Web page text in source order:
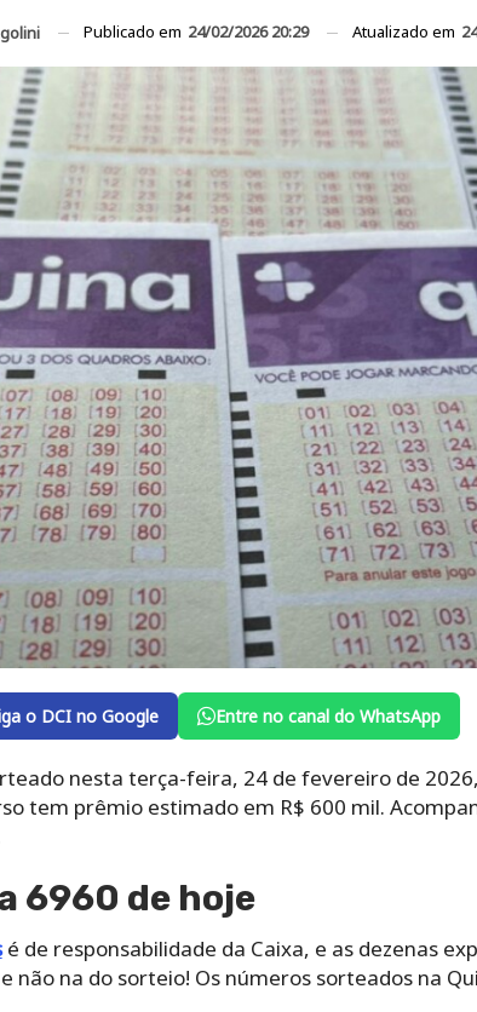
Publicado em 24/02/2026 20:29 Atualizado em
o DCI no Google Entre no canal do WhatsApp
nesta terça-feira, 24 de fevereiro de
tem prêmio estimado em R$ 600 mil.
6960 de hoje
é de responsabilidade da Caixa, e as dezenas
não na do sorteio! Os números sorteados na